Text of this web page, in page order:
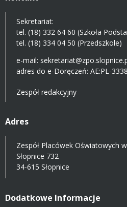
Sekretariat:
tel. (18) 332 64 60 (Szkoła
tel. (18) 334 04 50 (Przedszkole)
e-mail:
adres do e-Doręczeń: AE:PL-
Zespół redakcyjny
Adres
Zespół Placówek Oświatowych
Słopnice 732
34-615 Słopnice
Dodatkowe Informacje